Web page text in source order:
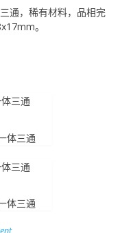
通，稀有材料，品相完
。
体三通
体三通